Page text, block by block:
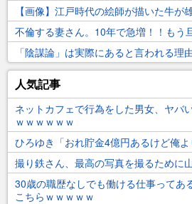
【画像】江戸時代の絵師が描いた牛が
「陰謀論」は実際にあると言われる理
人気記事
ネットカフェで行為をした男女、ヤバ
ｗｗｗｗｗｗ
ひろゆき「おれ貯金4億円あるけど俺よ
撮り鉄さん、最高の写真を撮るために
30歳の職歴なしでも働ける仕事って
こちらｗｗｗｗｗ